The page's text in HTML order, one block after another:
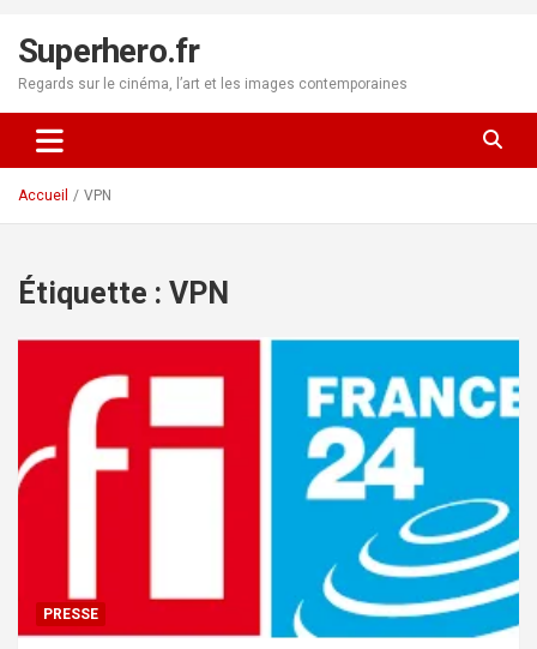
contenu
Superhero.fr
Regards sur le cinéma, l’art et les images contemporaines
Accueil VPN
Étiquette : VPN
PRESSE